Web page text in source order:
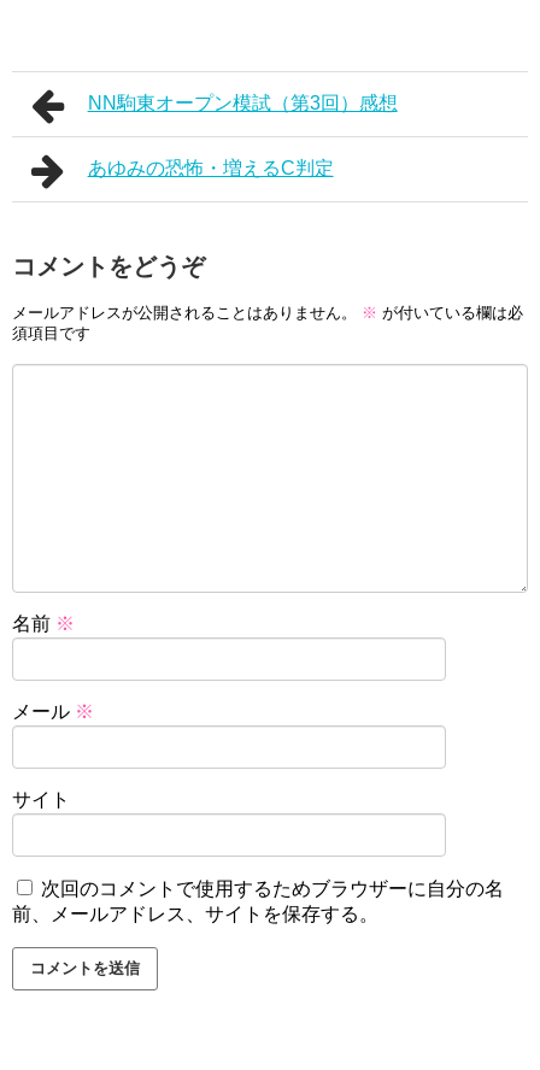
NN駒東オープン模試（第3回）感想
あゆみの恐怖・増えるC判定
コメントをどうぞ
メールアドレスが公開されることはありません。 ※ が付いている欄は必
須項目です
名前 ※
メール ※
サイト
次回のコメントで使用するためブラウザーに自分の名
前、メールアドレス、サイトを保存する。